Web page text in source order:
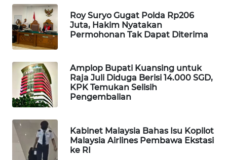
Roy Suryo Gugat Polda Rp206
Juta, Hakim Nyatakan
Permohonan Tak Dapat Diterima
Amplop Bupati Kuansing untuk
Raja Juli Diduga Berisi 14.000 SGD,
KPK Temukan Selisih
Pengembalian
Kabinet Malaysia Bahas Isu Kopilot
Malaysia Airlines Pembawa Ekstasi
ke RI
WAHANA
UMKM
WAHANA
WAHANA
PERSONA
WAHANA
OTOMOTIF
WAHANA